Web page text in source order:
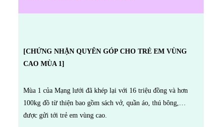
[CHỨNG NHẬN QUYÊN GÓP CHO TRẺ EM VÙNG
CAO MÙA 1]
Mùa 1 của Mạng lưới đã khép lại với 16 triệu đồng và hơn
100kg đồ từ thiện bao gồm sách vở, quần áo, thú bông,…
được gửi tới trẻ em vùng cao.